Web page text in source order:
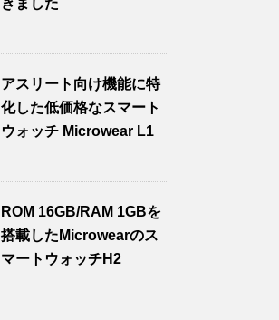
アスリート向け機能に特
化した低価格なスマート
ウォッチ Microwear L1
ROM 16GB/RAM 1GBを
搭載したMicrowearのス
マートウォッチH2